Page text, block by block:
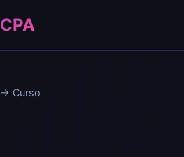
→ Curso